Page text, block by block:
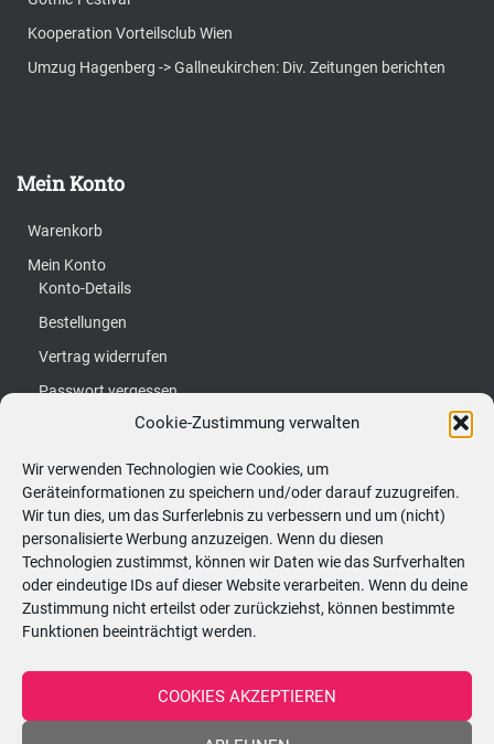
Cookie-Zustimmung verwalten
Wir verwenden Technologien wie Cookies, um
Geräteinformationen zu speichern und/oder darauf zuzugreifen.
Wir tun dies, um das Surferlebnis zu verbessern und um (nicht)
personalisierte Werbung anzuzeigen. Wenn du diesen
Technologien zustimmst, können wir Daten wie das Surfverhalten
oder eindeutige IDs auf dieser Website verarbeiten. Wenn du deine
Zustimmung nicht erteilst oder zurückziehst, können bestimmte
Funktionen beeinträchtigt werden.
COOKIES AKZEPTIEREN
Kooperation Vorteilsclub Wien
Umzug Hagenberg -> Gallneukirchen: Div. Zeitungen berichten
Mein Konto
Warenkorb
Mein Konto
Konto-Details
Bestellungen
Vertrag widerrufen
Passwort vergessen
u
c
h
e
n
n
a
Suchen …
Kerzenatelier:
Hörtengasse 62, 1110 Wien
ÖFFNUNGSZEITEN - nach vorheriger
Montag 08:30–13:00 Uhr